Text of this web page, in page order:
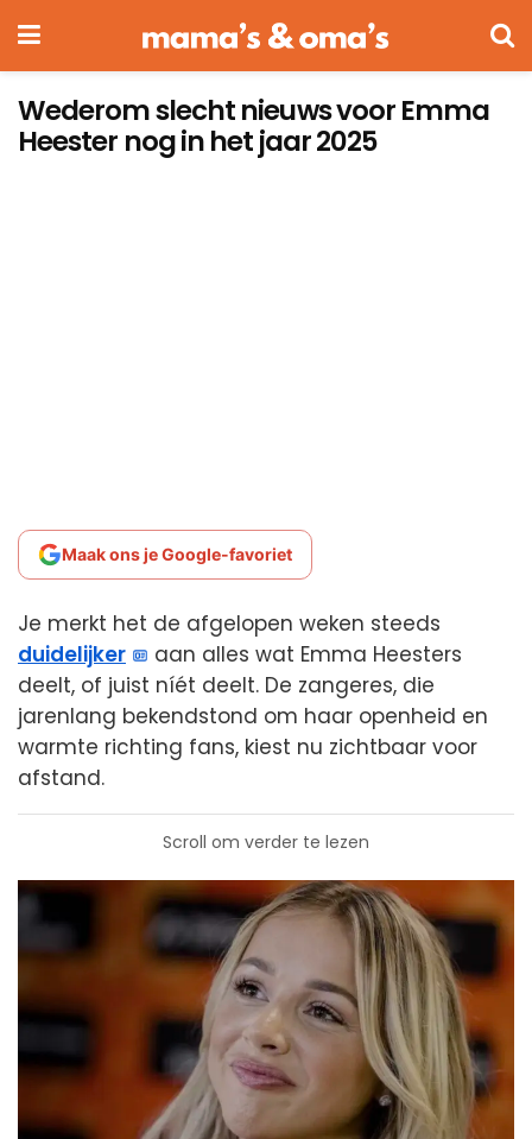
Wederom slecht nieuws voor Emma
Heester nog in het jaar 2025
Maak ons je Google-favoriet
Je merkt het de afgelopen weken steeds
duidelijker
aan alles wat Emma Heesters
deelt, of juist níét deelt. De zangeres, die
jarenlang bekendstond om haar openheid en
warmte richting fans, kiest nu zichtbaar voor
afstand.
Scroll om verder te lezen